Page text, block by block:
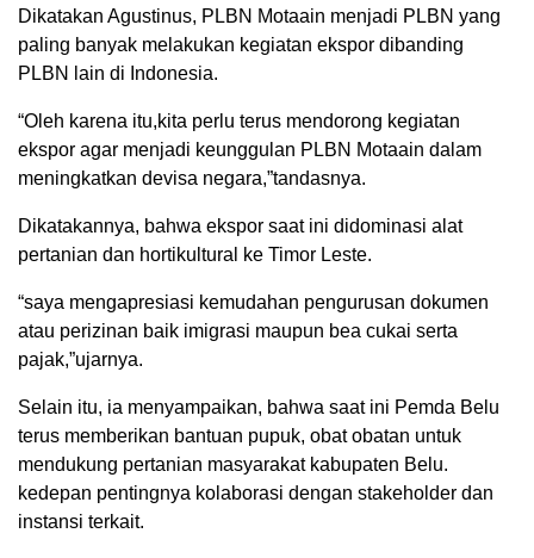
Dikatakan Agustinus, PLBN Motaain menjadi PLBN yang
paling banyak melakukan kegiatan ekspor dibanding
PLBN lain di Indonesia.
“Oleh karena itu,kita perlu terus mendorong kegiatan
ekspor agar menjadi keunggulan PLBN Motaain dalam
meningkatkan devisa negara,”tandasnya.
Dikatakannya, bahwa ekspor saat ini didominasi alat
pertanian dan hortikultural ke Timor Leste.
“saya mengapresiasi kemudahan pengurusan dokumen
atau perizinan baik imigrasi maupun bea cukai serta
pajak,”ujarnya.
Selain itu, ia menyampaikan, bahwa saat ini Pemda Belu
terus memberikan bantuan pupuk, obat obatan untuk
mendukung pertanian masyarakat kabupaten Belu.
kedepan pentingnya kolaborasi dengan stakeholder dan
instansi terkait.